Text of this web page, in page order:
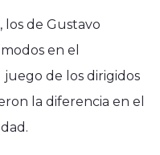
los de Gustavo
en el
de los dirigidos
la diferencia en el